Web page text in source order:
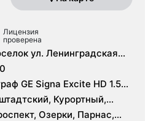
Лицензия
проверена
ул. Ленинградская
GE Signa Excite HD 1.5
Тесла, КТ Philips
Курортный,
Озерки, Парнас,